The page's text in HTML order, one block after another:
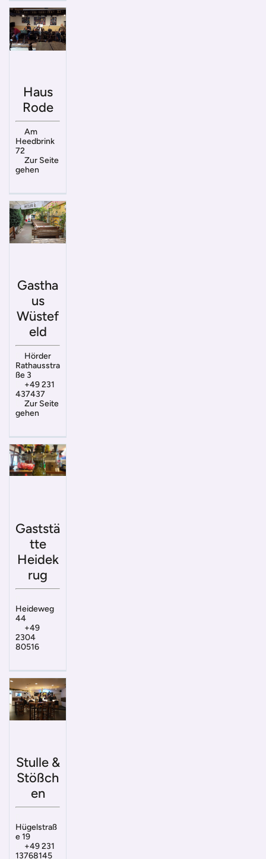
Haus
Rode
Am
Heedbrink
72
Zur Seite
gehen
Gastha
us
Wüstef
eld
Hörder
Rathausstra
ße 3
+49 231
437437
Zur Seite
gehen
Gaststä
tte
Heidek
rug
Heideweg
44
+49
2304
80516
Stulle &
Stößch
en
Hügelstraß
e 19
+49 231
13768145